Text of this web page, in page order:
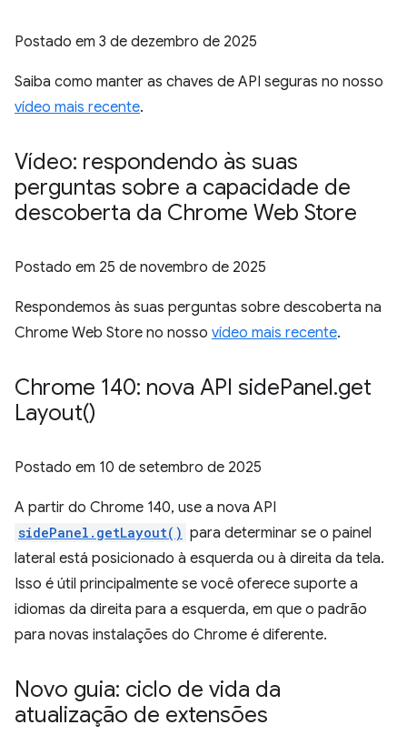
Postado em 3 de dezembro de 2025
Saiba como manter as chaves de API seguras no nosso
vídeo mais recente.
Vídeo: respondendo às suas
perguntas sobre a capacidade de
descoberta da Chrome Web Store
Postado em 25 de novembro de 2025
Respondemos às suas perguntas sobre descoberta na
Chrome Web Store no nosso vídeo mais recente.
Chrome 140: nova API sidePanel.get
Layout()
Postado em 10 de setembro de 2025
A partir do Chrome 140, use a nova API
sidePanel.getLayout() para determinar se o painel
lateral está posicionado à esquerda ou à direita da tela.
Isso é útil principalmente se você oferece suporte a
idiomas da direita para a esquerda, em que o padrão
para novas instalações do Chrome é diferente.
Novo guia: ciclo de vida da
atualização de extensões